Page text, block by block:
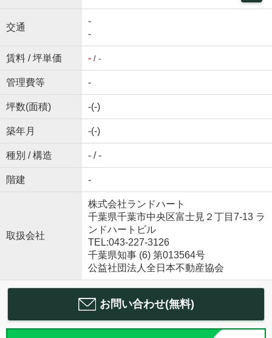
交通
-
-
賃料 / 坪単価 -/ -
管理費等 -
坪数(面積) -(-)
築年月 -(-)
種別 / 構造 - / -
階建 -
取扱会社
株式会社ランドハート
千葉県千葉市中央区富士見２丁目7-13 ラ
ンドハートビル
TEL:043-227-3126
千葉県知事 (6) 第013564号
公益社団法人全日本不動産協会
お問い合わせ(無料)